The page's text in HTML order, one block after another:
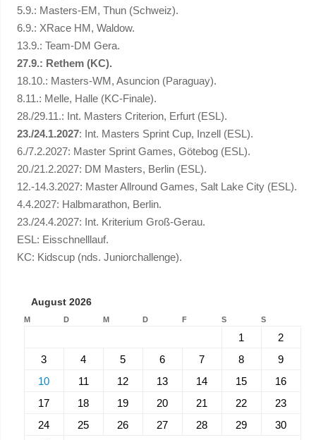
5.9.: Masters-EM, Thun (Schweiz).
6.9.: XRace HM, Waldow.
13.9.: Team-DM Gera.
27.9.: Rethem (KC).
18.10.: Masters-WM, Asuncion (Paraguay).
8.11.: Melle, Halle (KC-Finale).
28./29.11.: Int. Masters Criterion, Erfurt (ESL).
23./24.1.2027: Int. Masters Sprint Cup, Inzell (ESL).
6./7.2.2027: Master Sprint Games, Götebog (ESL).
20./21.2.2027: DM Masters, Berlin (ESL).
12.-14.3.2027: Master Allround Games, Salt Lake City (ESL).
4.4.2027: Halbmarathon, Berlin.
23./24.4.2027: Int. Kriterium Groß-Gerau.
ESL: Eisschnelllauf.
KC: Kidscup (nds. Juniorchallenge).
August 2026
M D M D F S S
1
2
3
4 5 6 7 8
9
10
11 12 13 14 15
16
17
18 19 20 21 22
23
24
25 26 27 28 29
30